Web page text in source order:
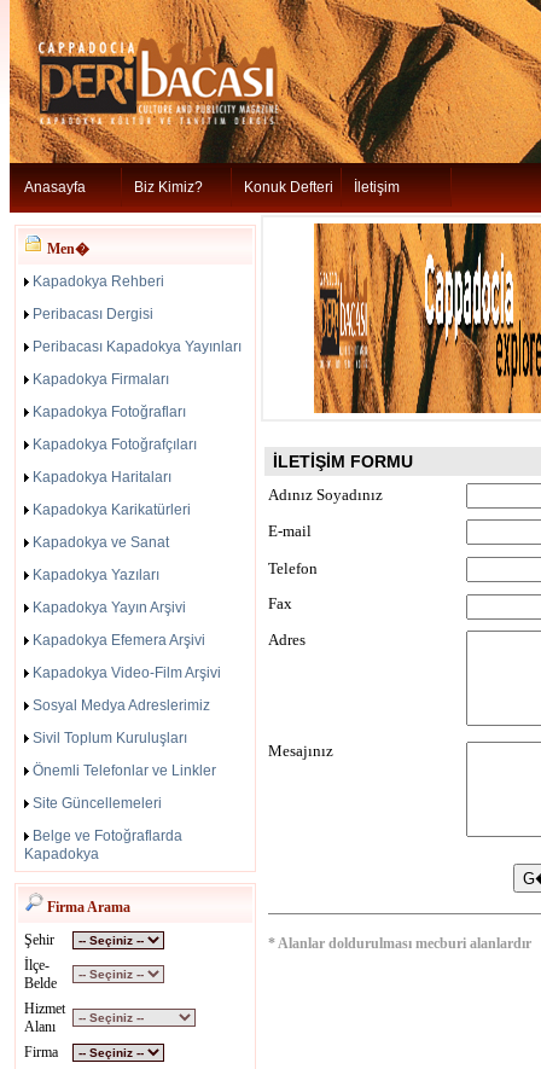
Anasayfa Biz Kimiz? Konuk Defteri İletişim
Men�
Kapadokya Rehberi
Peribacası Dergisi
Peribacası Kapadokya Yayınları
Kapadokya Firmaları
Kapadokya Fotoğrafları
Kapadokya Fotoğrafçıları
Kapadokya Haritaları
Kapadokya Karikatürleri
Kapadokya ve Sanat
Kapadokya Yazıları
Kapadokya Yayın Arşivi
Kapadokya Efemera Arşivi
Kapadokya Video-Film Arşivi
Sosyal Medya Adreslerimiz
Sivil Toplum Kuruluşları
Önemli Telefonlar ve Linkler
Site Güncellemeleri
Belge ve Fotoğraflarda
Kapadokya
Firma Arama
Şehir
İlçe-
Belde
Hizmet
Alanı
Firma
İLETİŞİM FORMU
Adınız Soyadınız
E-mail
Telefon
Fax
Adres
Mesajınız
* Alanlar doldurulması mecburi alanlardır